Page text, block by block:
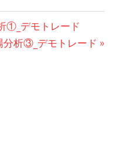
①_デモトレード
分析③_デモトレード